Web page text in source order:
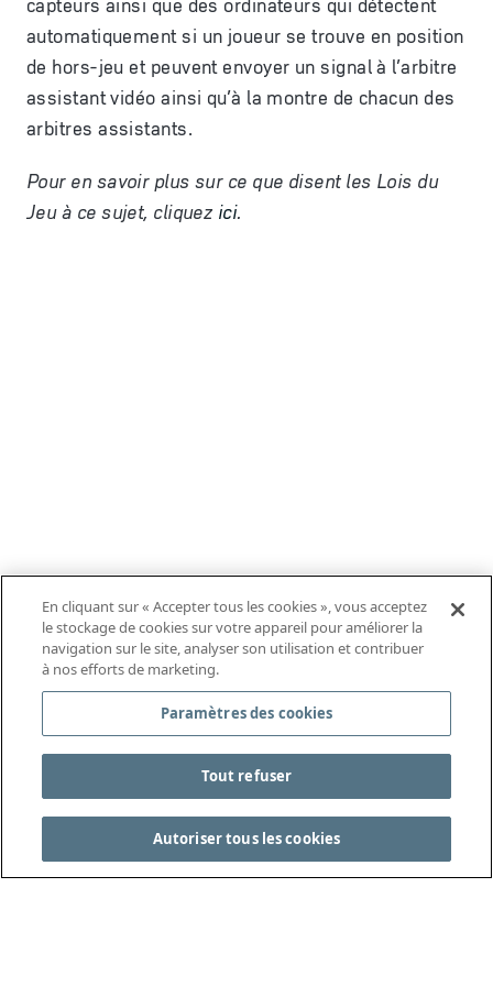
capteurs ainsi que des ordinateurs qui détectent
automatiquement si un joueur se trouve en position
de hors-jeu et peuvent envoyer un signal à l’arbitre
assistant vidéo ainsi qu’à la montre de chacun des
arbitres assistants.
Pour en savoir plus sur ce que disent les Lois du
Jeuà ce sujet, cliquez ici.
En cliquant sur « Accepter tous les cookies », vous acceptez
le stockage de cookies sur votre appareil pour améliorer la
navigation sur le site, analyser son utilisation et contribuer
à nos efforts de marketing.
Paramètres des cookies
Tout refuser
Autoriser tous les cookies